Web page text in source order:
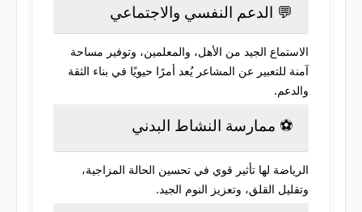
💬 الدعم النفسي والاجتماعي
الاستماع الجيد من الأهل، والمعلمين، وتوفير مساحة
آمنة للتعبير عن المشاعر يُعد أمرًا حيويًا في بناء الثقة
والدعم.
⚽ ممارسة النشاط البدني
الرياضة لها تأثير قوي في تحسين الحالة المزاجية،
وتقليل القلق، وتعزيز النوم الجيد.